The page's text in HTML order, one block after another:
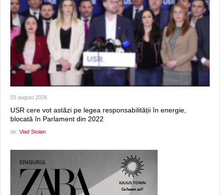
03 august 2026
USR cere vot astăzi pe legea responsabilității în energie,
blocată în Parlament din 2022
de: Vlad Stoian